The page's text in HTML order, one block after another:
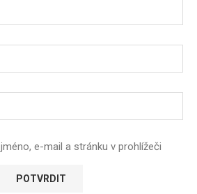
e-mail a stránku v prohlížeči